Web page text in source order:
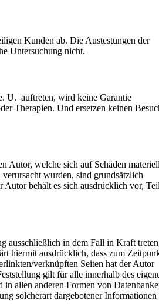
Kunden ab. Die Austestungen der
Untersuchung nicht.
U. auftreten, wird keine Garantie
Therapien. Und ersetzen keinen
Autor, welche sich auf Schäden
wurden, sind grundsätzlich
Autor behält es sich ausdrücklich vor,
ausschließlich in dem Fall in Kraft
hiermit ausdrücklich, dass zum
verknüpften Seiten hat der Autor
gilt für alle innerhalb des
allen anderen Formen von
solcherart dargebotener Informationen